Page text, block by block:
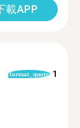
載APP
format_quote 1